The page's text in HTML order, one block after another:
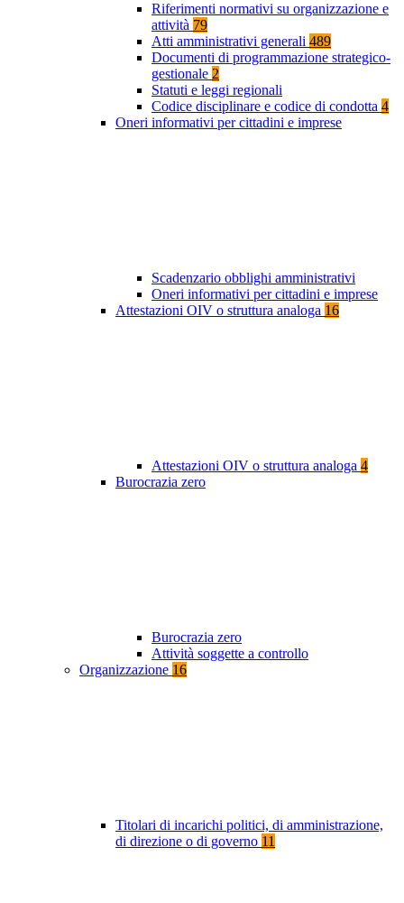
Riferimenti normativi su organizzazione e
attività 79
Atti amministrativi generali 489
Documenti di programmazione strategico-
gestionale 2
Statuti e leggi regionali
Codice disciplinare e codice di condotta 4
Oneri informativi per cittadini e imprese
Scadenzario obblighi amministrativi
Oneri informativi per cittadini e imprese
Attestazioni OIV o struttura analoga 16
Attestazioni OIV o struttura analoga 4
Burocrazia zero
Burocrazia zero
Attività soggette a controllo
Organizzazione 16
Titolari di incarichi politici, di amministrazione,
di direzione o di governo 11